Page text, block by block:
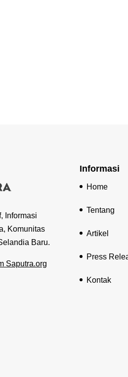
Informasi
Komunitas
Baru.
Saputra.org
Informasi
Home
Tentang
Artikel
Press
Kontak